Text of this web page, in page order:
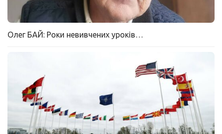
Олег БАЙ: Роки невивчених уроків…